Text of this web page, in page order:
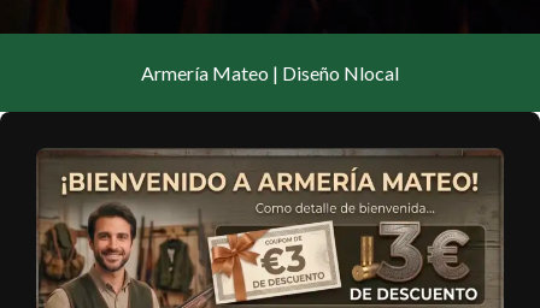
Armería Mateo | Diseño Nlocal